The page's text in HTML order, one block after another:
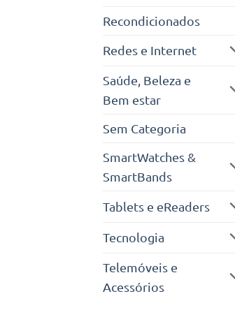
Recondicionados
Redes e Internet
Saúde, Beleza e
Bem estar
Sem Categoria
SmartWatches &
SmartBands
Tablets e eReaders
Tecnologia
Telemóveis e
Acessórios